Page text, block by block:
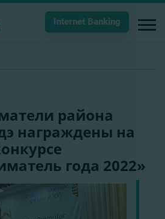
Internet Banking
района
награждены на
года 2022»